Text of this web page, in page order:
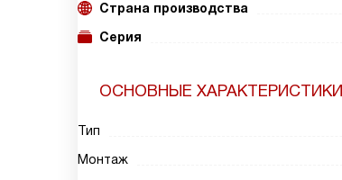
Страна производства
Серия
ОСНОВНЫЕ ХАРАКТЕРИСТИКИ
Тип
Монтаж